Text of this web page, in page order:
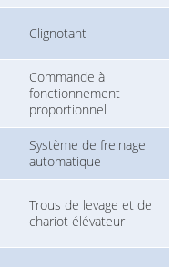
Clignotant
Commande à
fonctionnement
proportionnel
Système de freinage
automatique
Trous de levage et de
chariot élévateur